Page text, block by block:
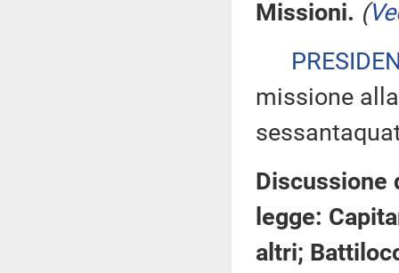
Missioni. (
missione
Discussione
legge:
altri;